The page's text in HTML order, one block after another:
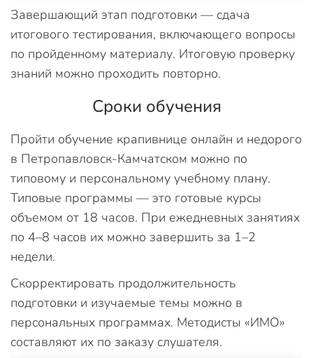
Завершающий этап подготовки — сдача
итогового тестирования, включающего вопросы
по пройденному материалу. Итоговую проверку
знаний можно проходить повторно.
Сроки обучения
Пройти обучение крапивнице онлайн и недорого
в Петропавловск-Камчатском можно по
типовому и персональному учебному плану.
Типовые программы — это готовые курсы
объемом от 18 часов. При ежедневных занятиях
по 4–8 часов их можно завершить за 1–2
недели.
Скорректировать продолжительность
подготовки и изучаемые темы можно в
персональных программах. Методисты «ИМО»
составляют их по заказу слушателя.